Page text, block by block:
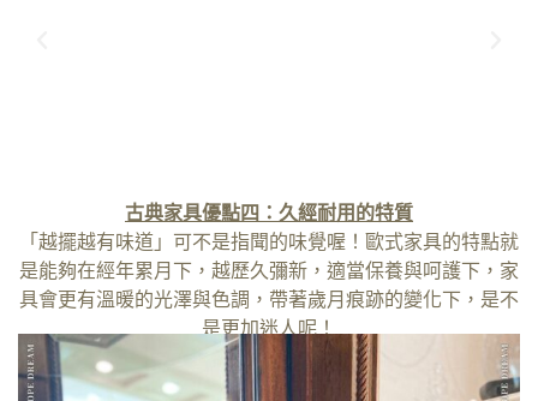
古典家具優點四：久經耐用的特質
「越擺越有味道」可不是指聞的味覺喔！歐式家具的特點就
是能夠在經年累月下，越歷久彌新，適當保養與呵護下，家
具會更有溫暖的光澤與色調，帶著歲月痕跡的變化下，是不
是更加迷人呢！